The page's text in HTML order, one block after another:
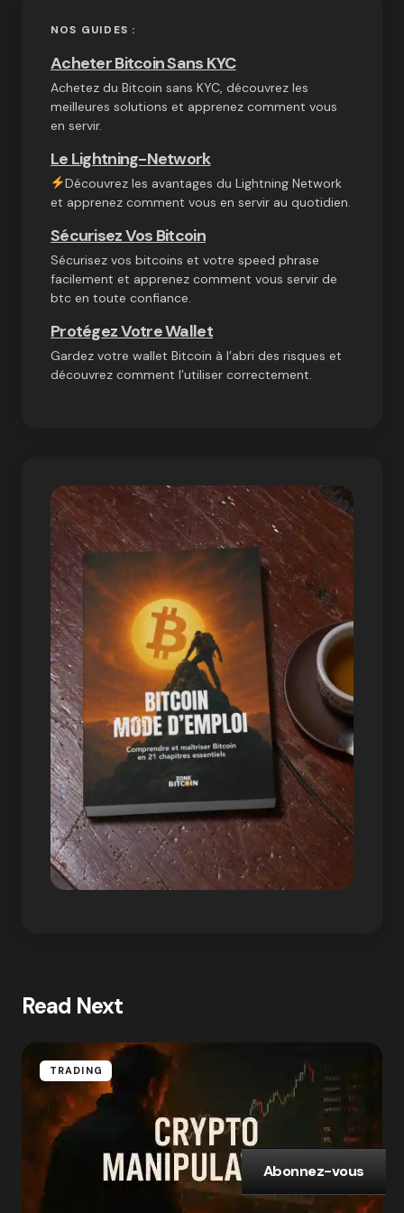
NOS GUIDES :
Acheter Bitcoin Sans KYC
Achetez du Bitcoin sans KYC, découvrez les
meilleures solutions et apprenez comment vous
en servir.
Le Lightning-Network
Découvrez les avantages du Lightning Network
et apprenez comment vous en servir au quotidien.
Sécurisez Vos Bitcoin
Sécurisez vos bitcoins et votre speed phrase
facilement et apprenez comment vous servir de
btc en toute confiance.
Protégez Votre Wallet
Gardez votre wallet Bitcoin à l’abri des risques et
découvrez comment l’utiliser correctement.
Read Next
TRADING
Abonnez-vous